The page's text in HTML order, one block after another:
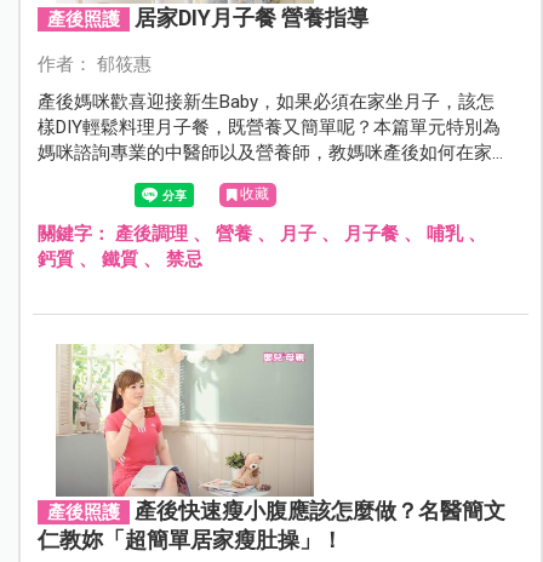
產後照護 居家DIY月子餐 營養指導
作者： 郁筱惠
產後媽咪歡喜迎接新生Baby，如果必須在家坐月子，該怎
樣DIY輕鬆料理月子餐，既營養又簡單呢？本篇單元特別為
媽咪諮詢專業的中醫師以及營養師，教媽咪產後如何在家
收藏
關鍵字： 產後調理 、 營養、 月子、 月子餐、 哺乳、
鈣質、 鐵質、 禁忌
產後照護
產後快速瘦小腹應該怎麼做？名醫簡文
仁教妳「超簡單居家瘦肚操」！